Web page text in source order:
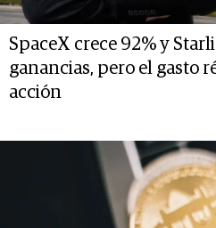
SpaceX crece 92% y
ganancias, pero el gasto
acción